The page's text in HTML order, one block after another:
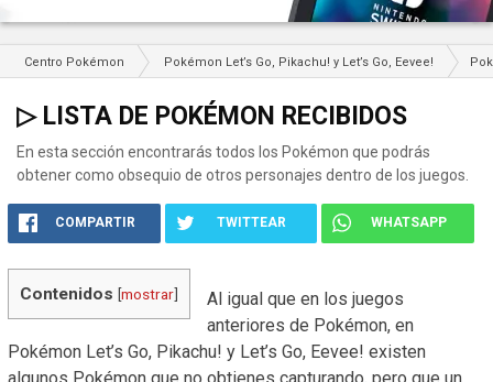
Centro Pokémon Pokémon Let’s Go, Pikachu! y Let’s Go, Eevee!
▷ LISTA DE POKÉMON RECIBIDOS
En esta sección encontrarás todos los Pokémon que podrás
obtener como obsequio de otros personajes dentro de los juegos.
COMPARTIR TWITTEAR WHATSAPP
Contenidos [mostrar]
Al igual que en los juegos
anteriores de Pokémon, en
Pokémon Let’s Go, Pikachu! y Let’s Go, Eevee! existen